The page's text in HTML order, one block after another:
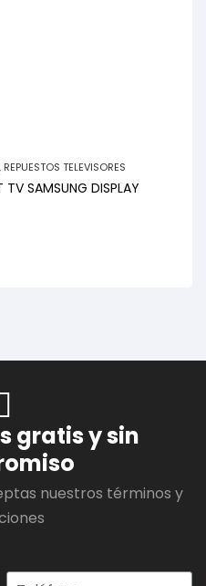
, REPUESTOS TELEVISORES
SAMSUNG DISPLAY
gratis y sin
nuestros términos y